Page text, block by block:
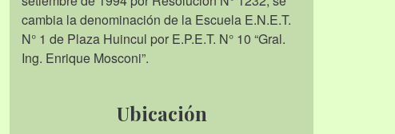
cambia la denominación de la Escuela E.N.E.T.
N° 1 de Plaza Huincul por E.P.E.T. N° 10 “Gral.
Ing. Enrique Mosconi”.
Ubicación